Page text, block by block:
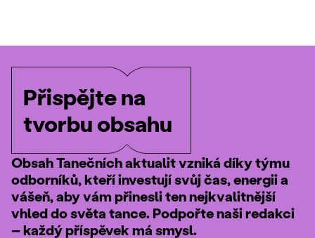
Přispějte na
tvorbu obsahu
Obsah Tanečních aktualit vzniká díky týmu
odborníků, kteří investují svůj čas, energii a
vášeň, aby vám přinesli ten nejkvalitnější
vhled do světa tance. Podpořte naši redakci
– každý příspěvek má smysl.